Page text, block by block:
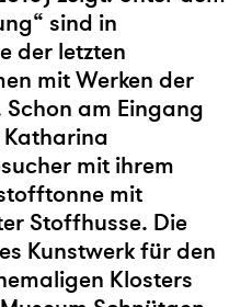
sind in
der letzten
mit Werken der
am Eingang
mit ihrem
mit
Stoffhusse. Die
Kunstwerk für den
Klosters